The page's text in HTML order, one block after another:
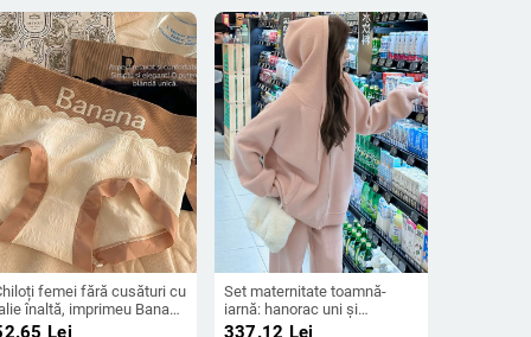
femei fără cusături cu
înaltă, imprimeu Banana
căptușeală din
Lei
Set maternitate toamnă-
iarnă: hanorac uni și
pantaloni largi din material
337.12 Lei